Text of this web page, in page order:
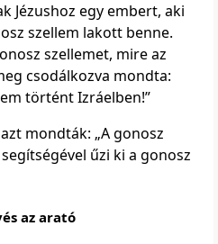
Jézushoz egy embert, aki
szellem lakott benne.
szellemet, mire az
csodálkozva mondta:
történt Izráelben!”
mondták: „A gonosz
űzi ki a gonosz
az arató